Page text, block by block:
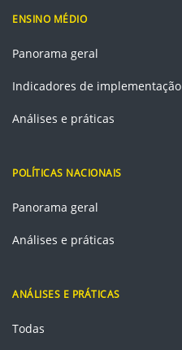
ENSINO MÉDIO
Panorama geral
Indicadores de implementação
Análises e práticas
POLÍTICAS NACIONAIS
Panorama geral
Análises e práticas
ANÁLISES E PRÁTICAS
Todas